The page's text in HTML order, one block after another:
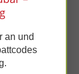
an und